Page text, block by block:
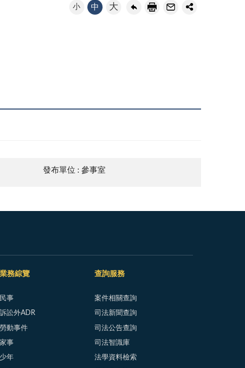
小 中 大
發布單位 : 參事室
業務綜覽
民事
訴訟外ADR
勞動事件
家事
少年
查詢服務
案件相關查詢
司法新聞查詢
司法公告查詢
司法智識庫
法學資料檢索